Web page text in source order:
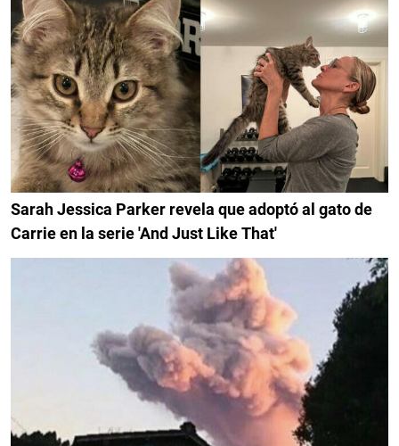
Sarah Jessica Parker revela que adoptó al gato de
Carrie en la serie 'And Just Like That'